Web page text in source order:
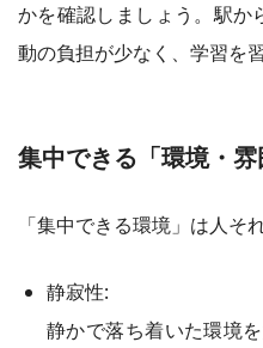
かを確認しましょう。駅か
動の負担が少なく、学習を
集中できる「環境・雰
「集中できる環境」は人そ
静寂性:
静かで落ち着いた環境